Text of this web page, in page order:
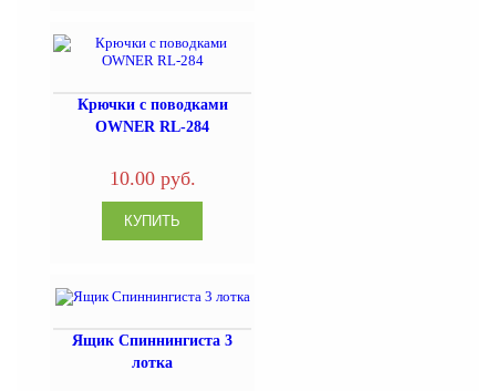
Крючки с поводками
OWNER RL-284
10.00 руб.
Ящик Спиннингиста 3
лотка